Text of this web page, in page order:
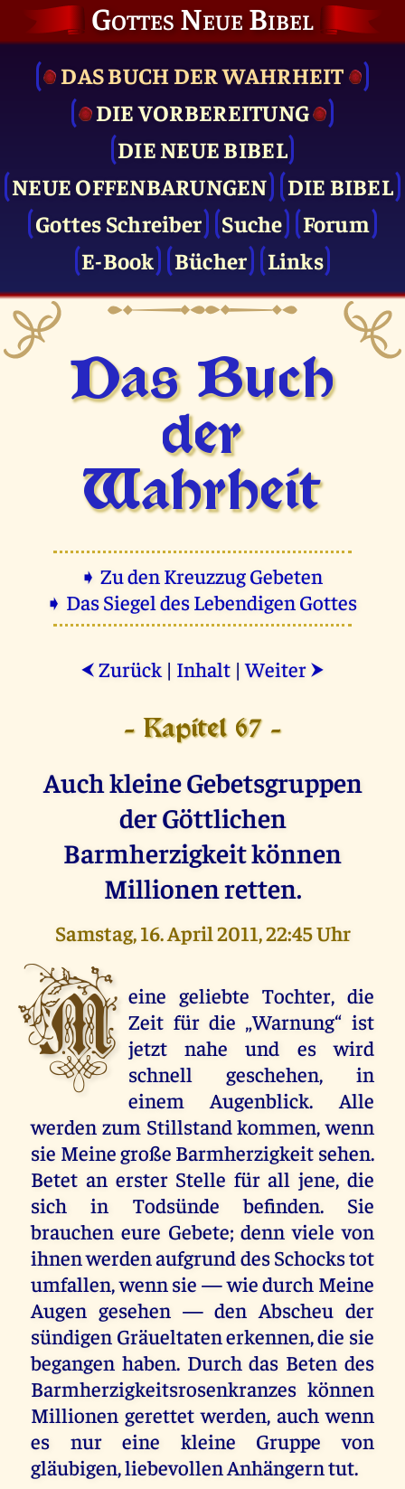
Gottes Neue Bibel
DAS BUCH DER WAHRHEIT
DIE VOR­BEREITUNG
DIE NEUE BIBEL
NEUE OFFENBARUNGEN
DIE BIBEL
Gottes Schreiber
Suche
Forum
E-Book
Bücher Links
Das Buch
der
Wahrheit
➧ Zu den Kreuzzug Gebeten
➧ Das Siegel des Lebendigen Gottes
⮜ Zurück | Inhalt |Weiter ⮞
- Kapitel 67 -
Auch kleine Gebetsgruppen
der Göttlichen
Barmherzigkeit können
Millionen retten.
Samstag, 16. April 2011, 22:45 Uhr
M eine geliebte Tochter, die
Zeit für die „Warnung“ ist
jetzt nahe und es wird
schnell geschehen, in
einem Augenblick. Alle
werden zum Stillstand kommen, wenn
sie Meine große Barmherzigkeit sehen.
Betet an erster Stelle für all jene, die
sich in Todsünde befinden. Sie
brauchen eure Gebete; denn viele von
ihnen werden aufgrund des Schocks tot
umfallen, wenn sie — wie durch Meine
Augen gesehen — den Abscheu der
sündigen Gräueltaten erkennen, die sie
begangen haben. Durch das Beten des
Barmherzigkeitsrosenkranzes können
Millionen gerettet werden, auch wenn
es nur eine kleine Gruppe von
gläubigen, liebevollen Anhängern tut.